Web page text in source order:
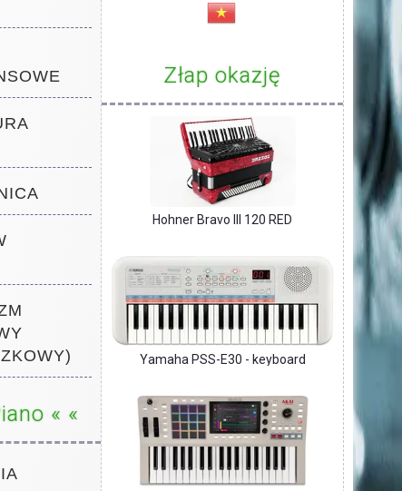
« «
Złap okazję
Hohner Bravo III 120 RED
Yamaha PSS-E30 - keyboard